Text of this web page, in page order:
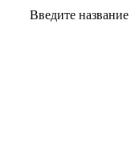
Введите название